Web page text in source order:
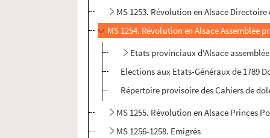
MS 1253. Révolution en Alsace
MS 1254. Révolution en Alsace Assemblée
Etats provinciaux d'Alsace
Elections aux Etats-Généraux de 1789
Répertoire provisoire des Cahiers de
MS 1255. Révolution en Alsace Princes
MS 1256-1258. Emigrés